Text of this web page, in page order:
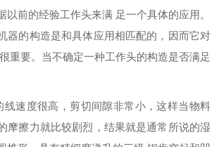
以前的经验工作头来满 足一个具体的应用。
器的构造是和具体应用相匹配的，因而它对
重要。当不确定一种工作头的构造是否满足
线速度很高，剪切间隙非常小，这样当物料
摩擦力就比较剧烈，结果就是通常所说的湿